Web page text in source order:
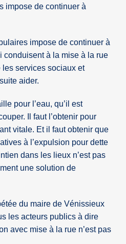
impose de continuer à
impose de continuer à
conduisent à la mise à la rue
services sociaux et
aider.
pour l’eau, qu’il est
Il faut l’obtenir pour
vitale. Et il faut obtenir que
à l’expulsion pour dette
dans les lieux n’est pas
une solution de
du maire de Vénissieux
les acteurs publics à dire
avec mise à la rue n’est pas